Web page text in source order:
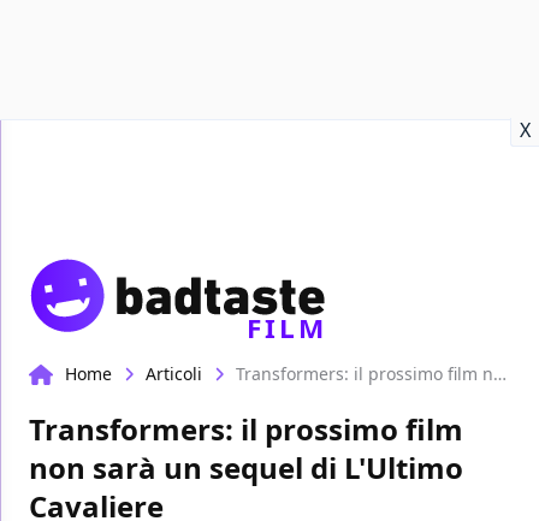
X
FILM
Home Articoli Transformers: il prossimo film non sarà un sequel di L'Ultimo Cavaliere
Transformers: il prossimo film
non sarà un sequel di L'Ultimo
Cavaliere